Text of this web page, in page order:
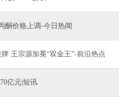
酮价格上调-今日热闻
王宗源加冕“双金王”-前沿热点
亿元|短讯